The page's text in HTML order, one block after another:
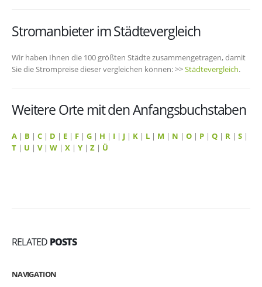
Stromanbieter im Städtevergleich
Wir haben Ihnen die 100 größten Städte zusammengetragen, damit
Sie die Strompreise dieser vergleichen können: >>Städtevergleich.
Weitere Orte mit den Anfangsbuchstaben
A | B | C | D | E | F | G | H | I | J | K | L | M | N | O | P | Q | R | S |
T | U | V| W | X | Y | Z | Ü
RELATED POSTS
NAVIGATION